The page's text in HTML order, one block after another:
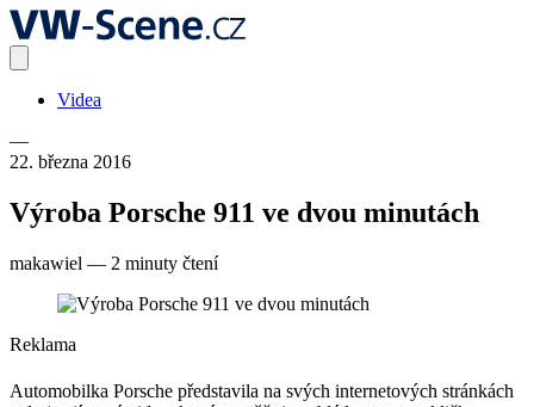
Videa
—
22. března 2016
Výroba Porsche 911 ve dvou minutách
makawiel — 2 minuty čtení
Reklama
Automobilka Porsche představila na svých internetových stránkách